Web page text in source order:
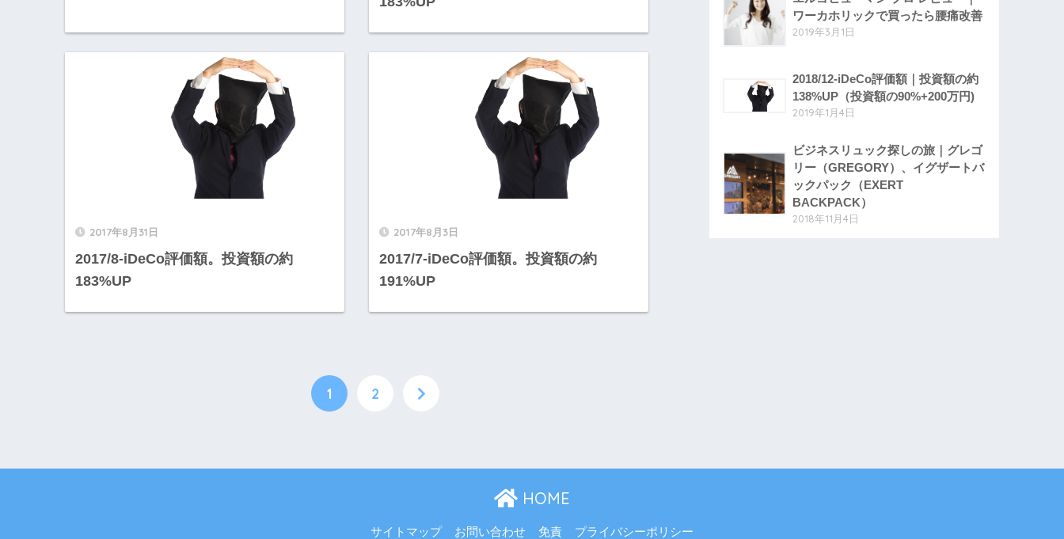
2017年8月31日
2017/8-iDeCo評価額。投資額の約
183%UP
2017年8月3日
2017/7-iDeCo評価額。投資額の約
191%UP
1 2
ワーカホリックで買ったら腰痛改善
2019年3月1日
2018/12-iDeCo評価額｜投資額の約
138%UP（投資額の90%+200万円)
2019年1月4日
ビジネスリュック探しの旅｜グレゴ
リー（GREGORY）、イグザートバ
ックパック（EXERT
BACKPACK）
2018年11月4日
HOME
サイトマップ お問い合わせ 免責 プライバシーポリシー